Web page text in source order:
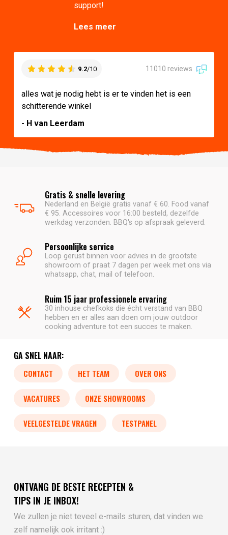
support!
Lees meer
9.2/10 11010 reviews
alles wat je nodig hebt is er te vinden het is een
schitterende winkel
- H van Leerdam
Gratis & snelle levering
Nederland en België gratis vanaf € 60. Food vanaf
€ 95. Accessoires voor 16:00 besteld, dezelfde
werkdag verzonden. BBQ's op afspraak geleverd.
Persoonlijke service
Loop gerust binnen voor advies in de grootste
showroom of praat 7 dagen per week met ons via
whatsapp, chat, mail of telefoon.
Ruim 15 jaar professionele ervaring
30 inhouse chefkoks die écht verstand van BBQ
hebben en er alles aan doen om jouw outdoor
cooking adventure tot een succes te maken.
GA SNEL NAAR:
CONTACT HET TEAM OVER ONS
VACATURES ONZE SHOWROOMS
VEELGESTELDE VRAGEN TESTPANEL
ONTVANG DE BESTE RECEPTEN &
TIPS IN JE INBOX!
We zullen je niet teveel e-mails sturen, dat vinden we
zelf namelijk ook irritant :)